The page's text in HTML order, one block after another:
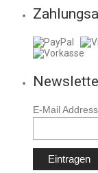
E-Mail